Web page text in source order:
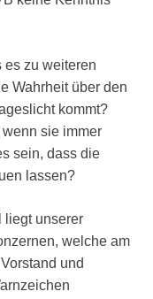
zu weiteren
Wahrheit über den
kommt?
sie immer
sein, dass die
lassen?
liegt unserer
welche am
und